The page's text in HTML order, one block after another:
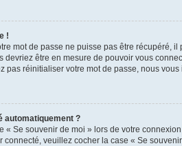
!
mot de passe ne puisse pas être récupéré,
devriez être en mesure de pouvoir vous
pas réinitialiser votre mot de passe, nous
automatiquement ?
« Se souvenir de moi » lors de votre
connecté, veuillez cocher la case « Se